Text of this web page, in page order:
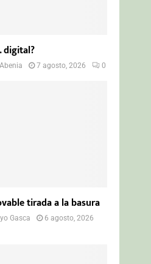
digital?
7 agosto, 2026 0
tirada a la basura
Gasca
6 agosto, 2026